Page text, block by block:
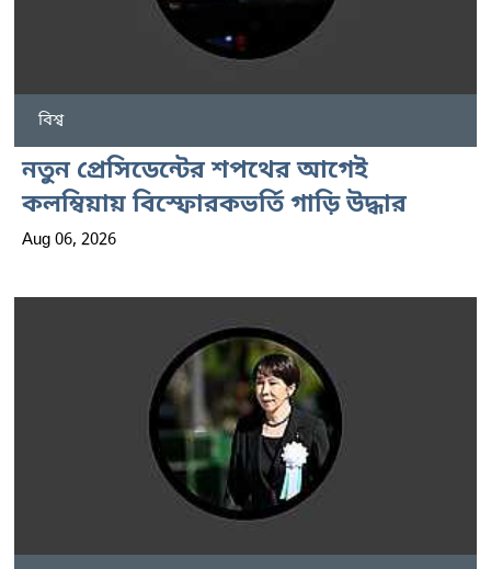
বিশ্ব
নতুন প্রেসিডেন্টের শপথের আগেই
কলম্বিয়ায় বিস্ফোরকভর্তি গাড়ি উদ্ধার
Aug 06, 2026